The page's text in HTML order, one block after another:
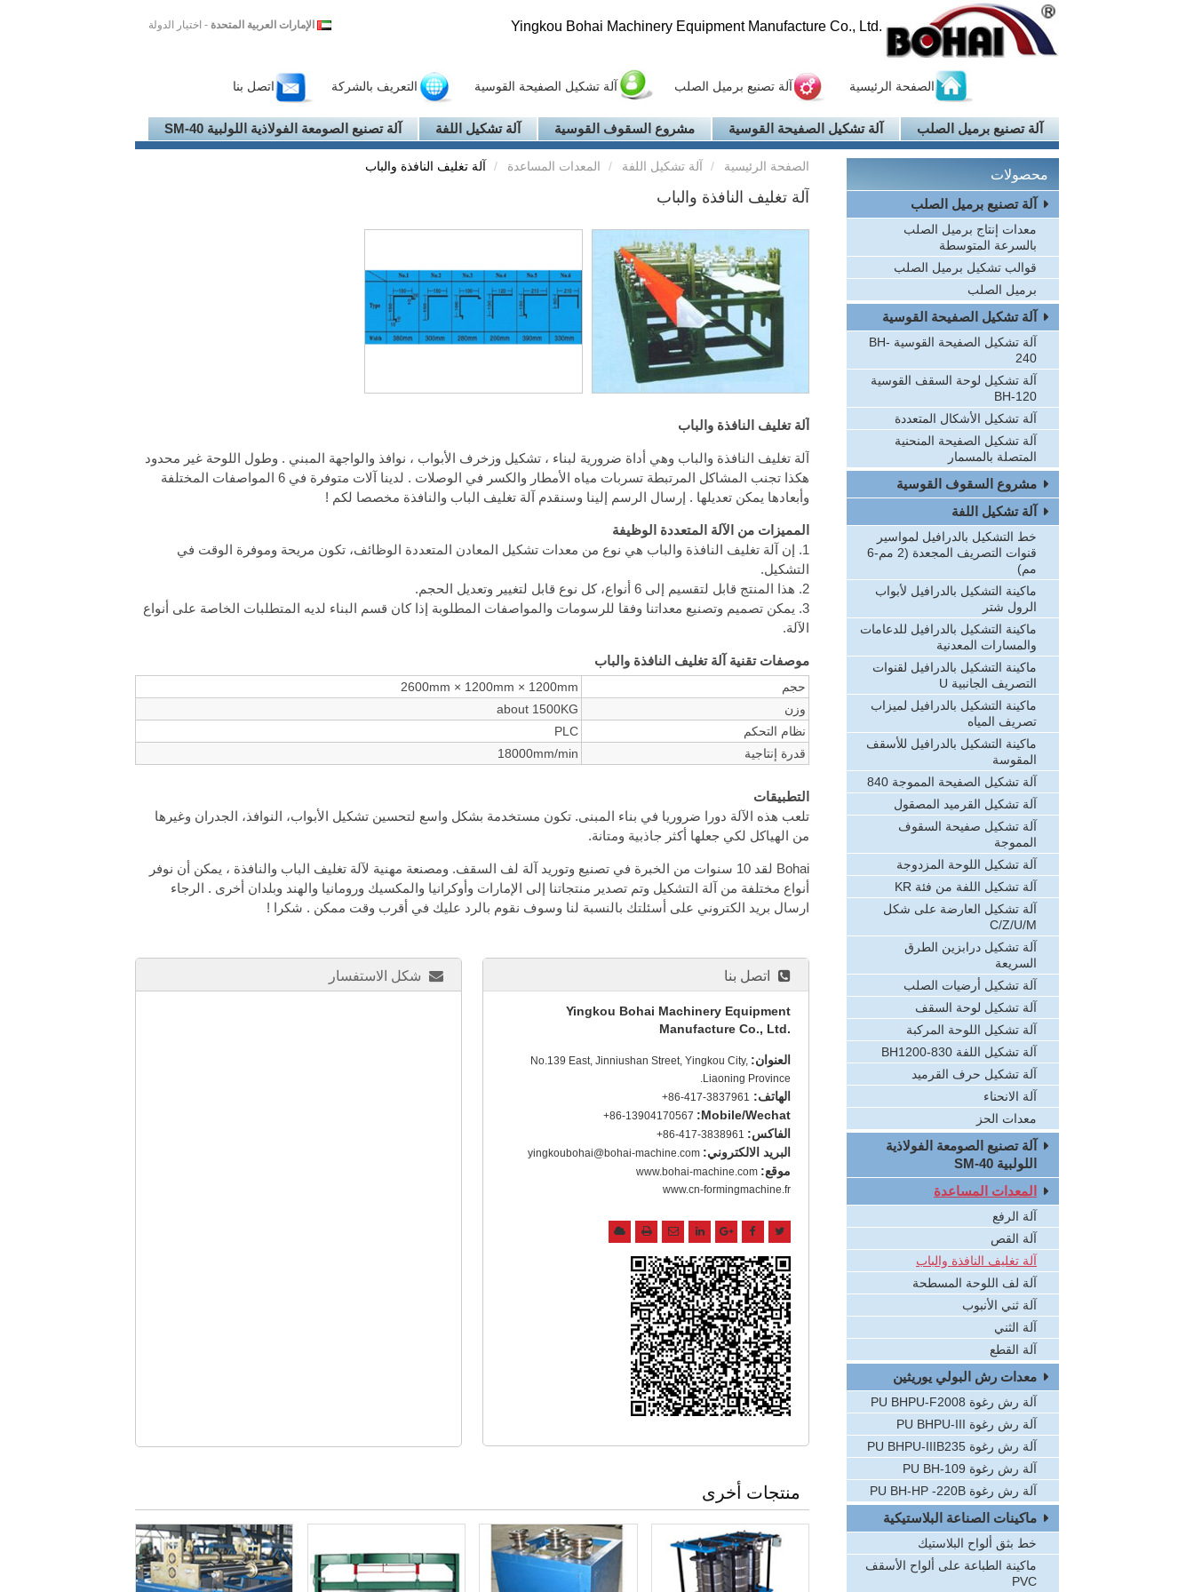
Yingkou Bohai Machinery Equipment Manufacture Co., Ltd. الإمارات العربية المتحدة - اختيار الدولة
الصفحة الرئيسية آلة تصنيع برميل الصلب آلة تشكيل الصفيحة القوسية التعريف بالشركة اتصل بنا
آلة تصنيع برميل الصلب آلة تشكيل الصفيحة القوسية مشروع السقوف القوسية آلة تشكيل اللفة آلة تصنيع الصومعة الفولاذية اللولبية SM-40
الصفحة الرئيسية آلة تشكيل اللفة المعدات المساعدة آلة تغليف النافذة والباب
آلة تغليف النافذة والباب
آلة تغليف النافذة والباب
آلة تغليف النافذة والباب وهي أداة ضرورية لبناء ، تشكيل وزخرف الأبواب ، نوافذ والواجهة المبني . وطول اللوحة غير محدود
هكذا تجنب المشاكل المرتبطة تسربات مياه الأمطار والكسر في الوصلات . لدينا آلات متوفرة في 6 المواصفات المختلفة
وأبعادها يمكن تعديلها . إرسال الرسم إلينا وسنقدم آلة تغليف الباب والنافذة مخصصا لكم !
المميزات من الآلة المتعددة الوظيفة
1. إن آلة تغليف النافذة والباب هي نوع من معدات تشكيل المعادن المتعددة الوظائف، تكون مريحة وموفرة الوقت في
التشكيل.
2. هذا المنتج قابل لتقسيم إلى 6 أنواع، كل نوع قابل لتغيير وتعديل الحجم.
3. يمكن تصميم وتصنيع معداتنا وفقا للرسومات والمواصفات المطلوبة إذا كان قسم البناء لديه المتطلبات الخاصة على أنواع
الآلة.
موصفات تقنية آلة تغليف النافذة والباب
حجم
2600mm × 1200mm × 1200mm
وزن
about 1500KG
نظام التحكم
PLC
قدرة إنتاجية
18000mm/min
التطبيقات
تلعب هذه الآلة دورا ضروريا في بناء المبنى. تكون مستخدمة بشكل واسع لتحسين تشكيل الأبواب، النوافذ، الجدران وغيرها
من الهياكل لكي جعلها أكثر جاذبية ومتانة.
Bohai لقد 10 سنوات من الخبرة في تصنيع وتوريد آلة لف السقف. ومصنعة مهنية لآلة تغليف الباب والنافذة ، يمكن أن نوفر
أنواع مختلفة من آلة التشكيل وتم تصدير منتجاتنا إلى الإمارات وأوكرانيا والمكسيك ورومانيا والهند وبلدان أخرى . الرجاء
ارسال بريد الكتروني على أسئلتك بالنسبة لنا وسوف نقوم بالرد عليك في أقرب وقت ممكن . شكرا !
شكل الاستفسار اتصل بنا
Yingkou Bohai Machinery Equipment
Manufacture Co., Ltd.
العنوان: No.139 East, Jinniushan Street, Yingkou City,
Liaoning Province.
الهاتف: +86-417-3837961
Mobile/Wechat:
+86-13904170567
الفاكس: +86-417-3838961
البريد الالكتروني: yingkoubohai@bohai-machine.com
موقع:
www.cn-formingmachine.fr
منتجات أخرى
محصولات
آلة تصنيع برميل الصلب
معدات إنتاج برميل الصلب
بالسرعة المتوسطة
قوالب تشكيل برميل الصلب
برميل الصلب
آلة تشكيل الصفيحة القوسية
آلة تشكيل الصفيحة القوسية BH-
240
آلة تشكيل لوحة السقف القوسية
BH-120
آلة تشكيل الأشكال المتعددة
آلة تشكيل الصفيحة المنحنية
المتصلة بالمسمار
مشروع السقوف القوسية
آلة تشكيل اللفة
خط التشكيل بالدرافيل لمواسير
قنوات التصريف المجعدة (2 مم-6
مم)
ماكينة التشكيل بالدرافيل لأبواب
الرول شتر
ماكينة التشكيل بالدرافيل للدعامات
والمسارات المعدنية
ماكينة التشكيل بالدرافيل لقنوات
التصريف الجانبية U
ماكينة التشكيل بالدرافيل لميزاب
تصريف المياه
ماكينة التشكيل بالدرافيل للأسقف
المقوسة
آلة تشكيل الصفيحة المموجة 840
آلة تشكيل القرميد المصقول
آلة تشكيل صفيحة السقوف
المموجة
آلة تشكيل اللوحة المزدوجة
آلة تشكيل اللفة من فئة KR
آلة تشكيل العارضة على شكل
C/Z/U/M
آلة تشكيل درابزين الطرق
السريعة
آلة تشكيل أرضيات الصلب
آلة تشكيل لوحة السقف
آلة تشكيل اللوحة المركبة
آلة تشكيل اللفة BH1200-830
آلة تشكيل حرف القرميد
آلة الانحناء
معدات الحز
آلة تصنيع الصومعة الفولاذية
اللولبية SM-40
المعدات المساعدة
آلة الرفع
آلة القص
آلة تغليف النافذة والباب
آلة لف اللوحة المسطحة
آلة ثني الأنبوب
آلة الثني
آلة القطع
معدات رش البولي يوريثين
آلة رش رغوة PU BHPU-F2008
آلة رش رغوة PU BHPU-III
آلة رش رغوة PU BHPU-IIIB235
آلة رش رغوة PU BH-109
آلة رش رغوة PU BH-HP -220B
ماكينات الصناعة البلاستيكية
خط بثق ألواح البلاستيك
ماكينة الطباعة على ألواح الأسقف
PVC